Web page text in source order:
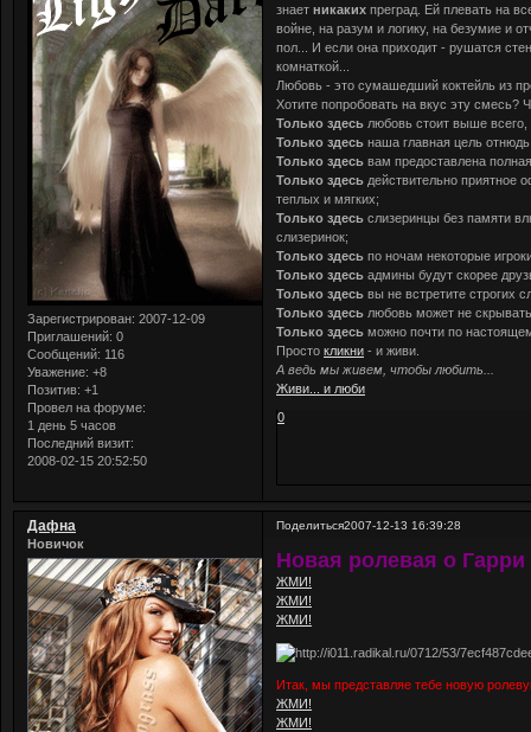
Зарегистрирован: 2007-12-09
Приглашений: 0
Сообщений: 116
Уважение: +8
Позитив: +1
Провел на форуме:
1 день 5 часов
Последний визит:
2008-02-15 20:52:50
знаетникаких преград. Ей плевать на
войне, на разум и логику, на безумие и
пол... И если она приходит - рушатся
комнаткой...
Любовь - это сумашедший коктейль из
Хотите попробовать на вкус эту смесь?
Только здесь любовь стоит выше всего,
Только здесь наша главная цель
Только здесь вам предоставлена
Только здесь действительно приятное
теплых и мягких;
Только здесь слизеринцы без памяти
слизеринок;
Только здесь по ночам некоторые
Только здесь админы будут скорее
Только здесь вы не встретите строгих
Только здесь любовь может не
Только здесь можно почти по
Простокликни - и живи.
А ведь мы живем, чтобы любить...
Живи... и люби
0
Поделиться2007-12-13 16:39:28
Дафна
Новичок
Новая ролевая о
ЖМИ!
ЖМИ!
ЖМИ!
Итак, мы представляе тебе новую
ЖМИ!
ЖМИ!